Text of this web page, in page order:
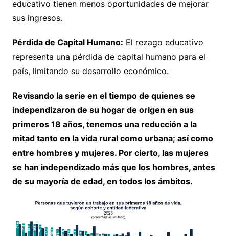
educativo tienen menos oportunidades de mejorar
sus ingresos.
Pérdida de Capital Humano: El rezago educativo
representa una pérdida de capital humano para el
país, limitando su desarrollo económico.
Revisando la serie en el tiempo de quienes se
independizaron de su hogar de origen en sus
primeros 18 años, tenemos una reducción a la
mitad tanto en la vida rural como urbana; así como
entre hombres y mujeres. Por cierto, las mujeres
se han independizado más que los hombres, antes
de su mayoría de edad, en todos los ámbitos.